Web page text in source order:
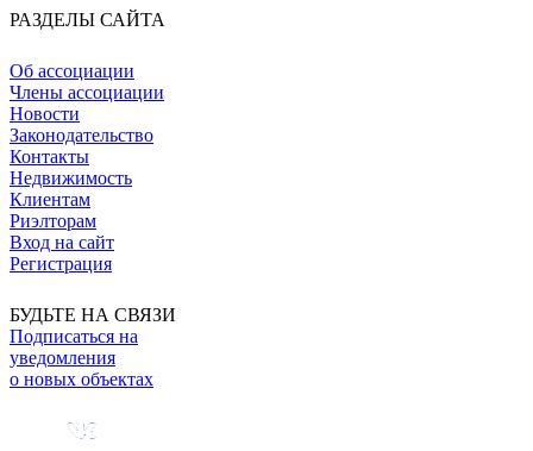
РАЗДЕЛЫ САЙТА
Об ассоциации
Члены ассоциации
Новости
Законодательство
Контакты
Недвижимость
Клиентам
Риэлторам
Вход на сайт
Регистрация
БУДЬТЕ НА СВЯЗИ
Подписаться на
уведомления
о новых объектах